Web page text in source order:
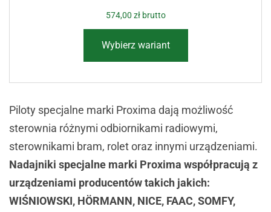
574,00 złbrutto
Wybierz wariant
Piloty specjalne marki Proxima dają możliwość
sterownia różnymi odbiornikami radiowymi,
sterownikami bram, rolet oraz innymi urządzeniami.
Nadajniki specjalne marki Proxima współpracują z
urządzeniami producentów takich jakich:
WIŚNIOWSKI, HÖRMANN, NICE, FAAC, SOMFY,